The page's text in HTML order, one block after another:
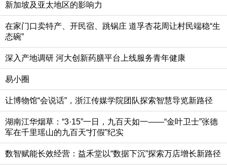
新加坡及亚太地区的影响力
在家门口卖特产、开民宿、跳锅庄 道孚杏花周让村民端稳“生
态碗”
深入产地调研 河大创新药膳平台上线服务青年健康
易小圈
让博物馆“会说话”，浙江传媒学院团队探索智慧导览新路径
湖南江华烟草：“3·15”一日，九百天如一——“金叶卫士”张德
军在千里瑶山的九百天“打假”纪实
数智赋能长效经营：益禾堂以“数据下沉”探索万店增长新路径